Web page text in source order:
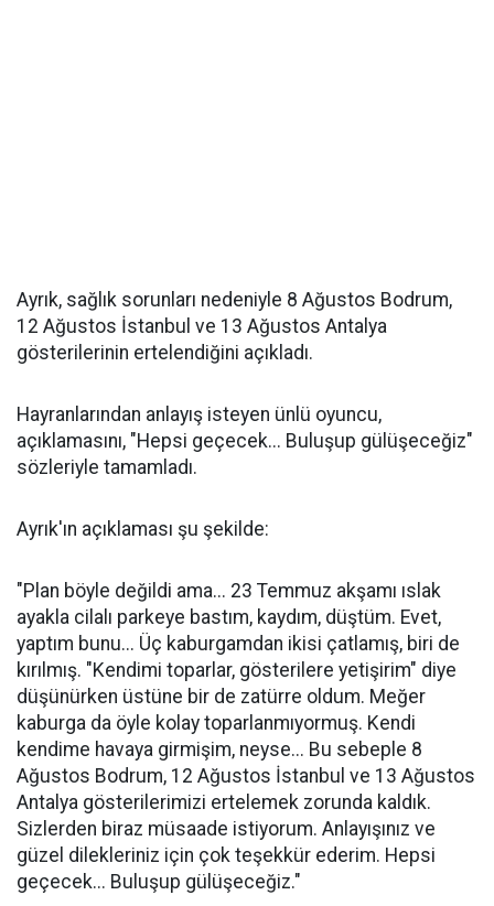
Ayrık, sağlık sorunları nedeniyle 8 Ağustos Bodrum,
12 Ağustos İstanbul ve 13 Ağustos Antalya
gösterilerinin ertelendiğini açıkladı.
Hayranlarından anlayış isteyen ünlü oyuncu,
açıklamasını, "Hepsi geçecek... Buluşup gülüşeceğiz"
sözleriyle tamamladı.
Ayrık'ın açıklaması şu şekilde:
"Plan böyle değildi ama... 23 Temmuz akşamı ıslak
ayakla cilalı parkeye bastım, kaydım, düştüm. Evet,
yaptım bunu... Üç kaburgamdan ikisi çatlamış, biri de
kırılmış. "Kendimi toparlar, gösterilere yetişirim" diye
düşünürken üstüne bir de zatürre oldum. Meğer
kaburga da öyle kolay toparlanmıyormuş. Kendi
kendime havaya girmişim, neyse... Bu sebeple 8
Ağustos Bodrum, 12 Ağustos İstanbul ve 13 Ağustos
Antalya gösterilerimizi ertelemek zorunda kaldık.
Sizlerden biraz müsaade istiyorum. Anlayışınız ve
güzel dilekleriniz için çok teşekkür ederim. Hepsi
geçecek... Buluşup gülüşeceğiz."